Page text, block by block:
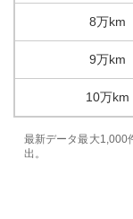
8万km
9万km
10万km
最新データ最大1,000
出。